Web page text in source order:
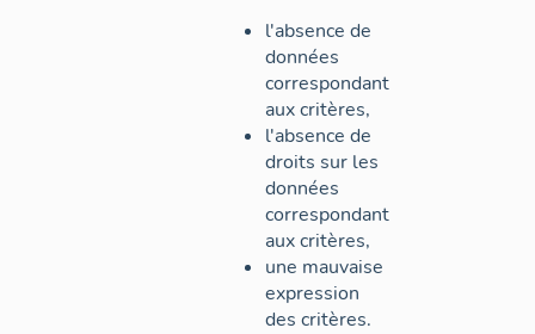
l'absence de
données
correspondant
aux critères,
l'absence de
droits sur les
données
correspondant
aux critères,
une mauvaise
expression
des critères.